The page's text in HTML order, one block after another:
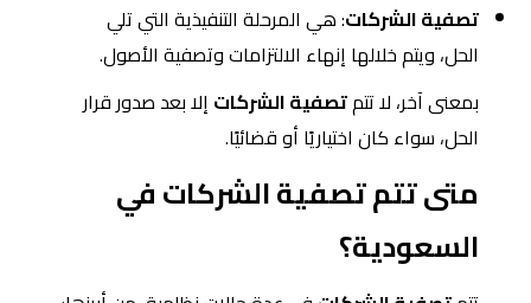
تصفية الشركات: هي المرحلة التنفيذية التي تلي
الحل، ويتم خلالها إنهاء الالتزامات وتصفية الأصول.
بمعنى آخر، لا تتمتصفية الشركات إلا بعد صدور قرار
الحل، سواء كان اختياريًا أو قضائيًا.
متى تتم تصفية الشركات في
السعودية؟